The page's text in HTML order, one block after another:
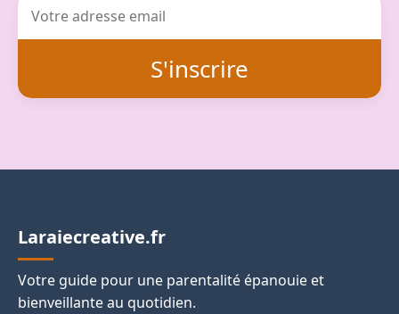
S'inscrire
Laraiecreative.fr
Votre guide pour une parentalité épanouie et
bienveillante au quotidien.